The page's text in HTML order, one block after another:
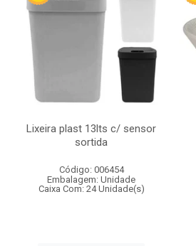
Lixeira plast 13lts c/ sensor
sortida
Código: 006454
Embalagem: Unidade
Caixa Com: 24 Unidade(s)